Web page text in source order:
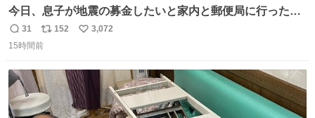
今日、息子が地震の募金したいと家内と郵便局に行ったみ
たいです。おもちゃとか買う選択肢もあったと思うけど、
自分で貯めてた2万円を役に立てて欲しい、みんなも元気
かできたらなぁと思いました。
返
信
31
リ
ポ
ト
数
152
い
数
3,072
15時間前